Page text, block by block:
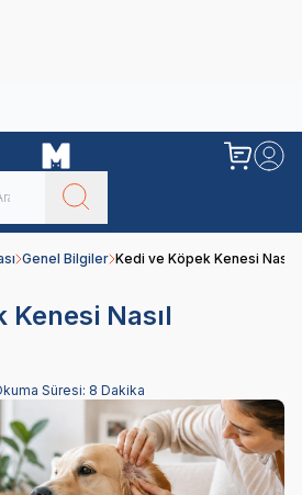
Genel Bilgiler Kedi ve Köpek Kenesi Nasıl
Kenesi Nasıl
Süresi: 8 Dakika